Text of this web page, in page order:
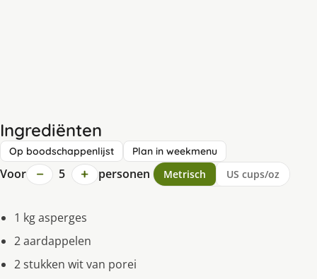
Ingrediënten
Op boodschappenlijst Plan in weekmenu
Voor − 5 + personen Metrisch US cups/oz
1 kg asperges
2 aardappelen
2 stukken wit van porei